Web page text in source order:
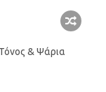
& Ψάρια